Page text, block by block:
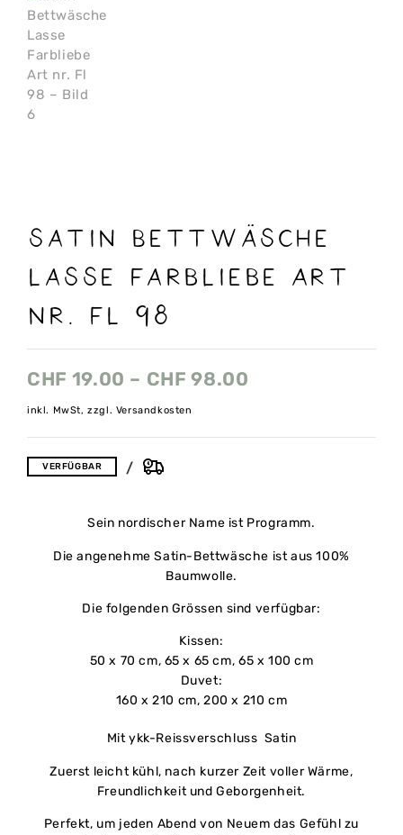
Satin Bettwäsche
Lasse Farbliebe Art
nr. Fl 98
CHF 19.00 – CHF 98.00
inkl. MwSt, zzgl. Versandkosten
VERFÜGBAR
Sein nordischer Name ist Programm.
Die angenehme Satin-Bettwäsche ist aus 100%
Baumwolle.
Die folgenden Grössen sind verfügbar:
Kissen:
50 x 70 cm, 65 x 65 cm, 65 x 100 cm
Duvet:
160 x 210 cm, 200 x 210 cm
Mit ykk-Reissverschluss Satin
Zuerst leicht kühl, nach kurzer Zeit voller Wärme,
Freundlichkeit und Geborgenheit.
Perfekt, um jeden Abend von Neuem das Gefühl zu